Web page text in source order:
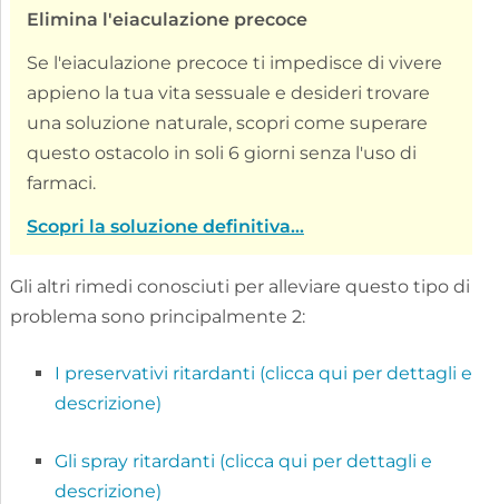
Elimina l'eiaculazione precoce
Se l'eiaculazione precoce ti impedisce di vivere
appieno la tua vita sessuale e desideri trovare
una soluzione naturale, scopri come superare
questo ostacolo in soli 6 giorni senza l'uso di
farmaci.
Scopri la soluzione definitiva...
Gli altri rimedi conosciuti per alleviare questo tipo di
problema sono principalmente 2:
I preservativi ritardanti (clicca qui per dettagli e
descrizione)
Gli spray ritardanti (clicca qui per dettagli e
descrizione)